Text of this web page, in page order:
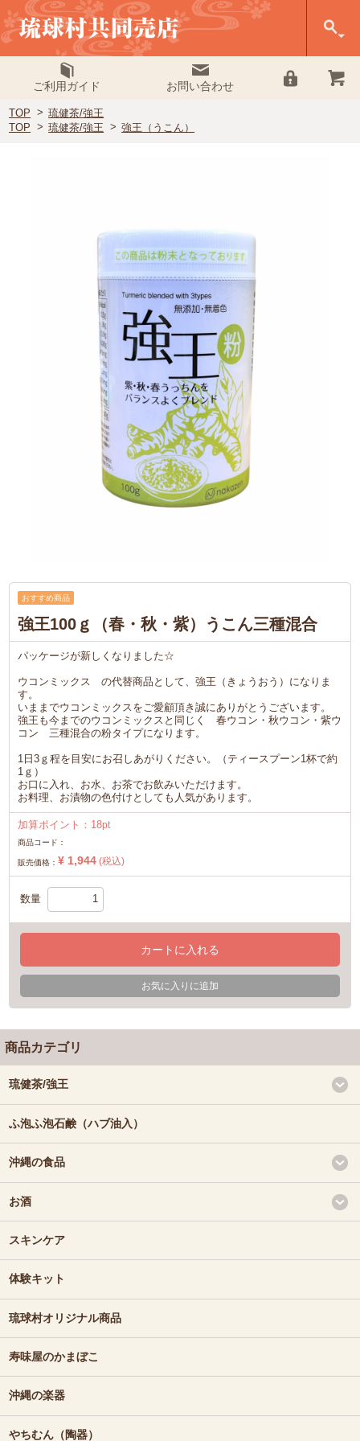
ご利用ガイド お問い合わせ
TOP
琉健茶/強王
TOP
琉健茶/強王 強王（うこん）
おすすめ商品
強王100ｇ（春・秋・紫）うこん三種混合
パッケージが新しくなりました☆
ウコンミックス の代替商品として、強王（きょうおう）になりま
す。
いままでウコンミックスをご愛顧頂き誠にありがとうございます。
強王も今までのウコンミックスと同じく 春ウコン・秋ウコン・紫ウ
コン 三種混合の粉タイプになります。
1日3ｇ程を目安にお召しあがりください。（ティースプーン1杯で約
1ｇ）
お口に入れ、お水、お茶でお飲みいただけます。
お料理、お漬物の色付けとしても人気があります。
加算ポイント： 18pt
商品コード：
販売価格：¥ 1,944 (税込)
数量
カートに入れる
お気に入りに追加
商品カテゴリ
琉健茶/強王
ふ泡ふ泡石鹸（ハブ油入）
沖縄の食品
お酒
スキンケア
体験キット
琉球村オリジナル商品
寿味屋のかまぼこ
沖縄の楽器
やちむん（陶器）